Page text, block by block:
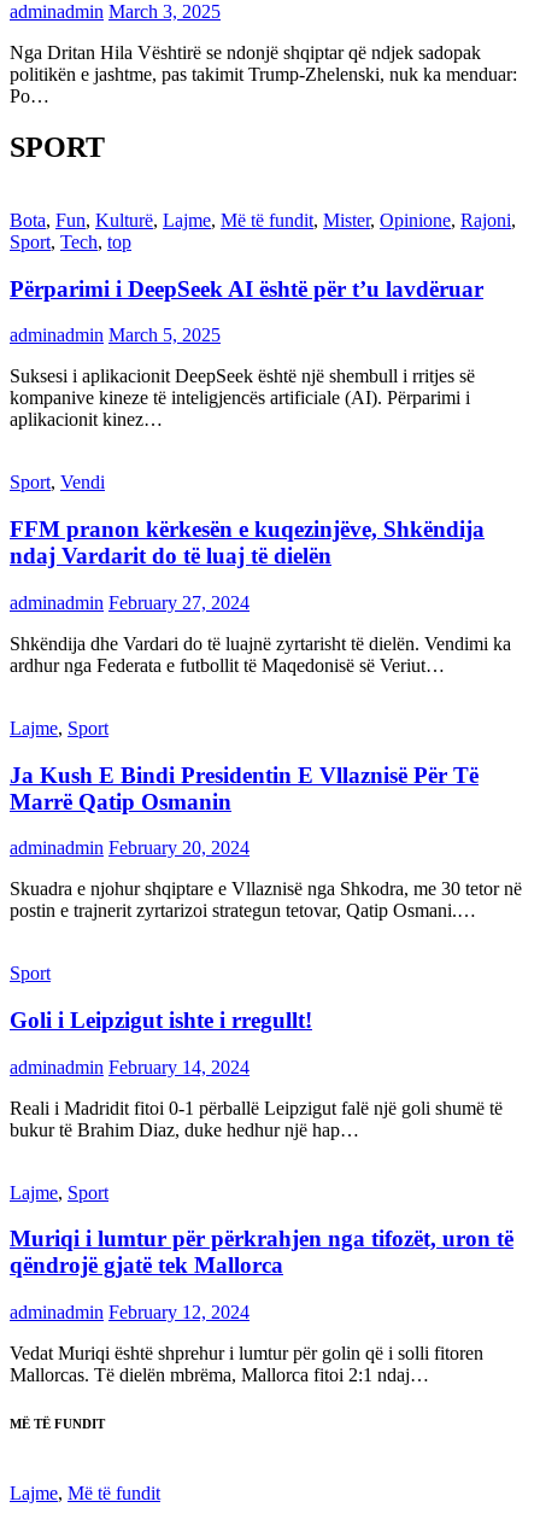
adminadmin March 3, 2025
Nga Dritan Hila Vështirë se ndonjë shqiptar që ndjek sadopak
politikën e jashtme, pas takimit Trump-Zhelenski, nuk ka menduar:
Po…
SPORT
Bota, Fun, Kulturë, Lajme, Më të fundit, Mister, Opinione, Rajoni,
Sport, Tech, top
Përparimi i DeepSeek AI është për t’u lavdëruar
adminadmin March 5, 2025
Suksesi i aplikacionit DeepSeek është një shembull i rritjes së
kompanive kineze të inteligjencës artificiale (AI). Përparimi i
aplikacionit kinez…
Sport, Vendi
FFM pranon kërkesën e kuqezinjëve, Shkëndija
ndaj Vardarit do të luaj të dielën
adminadmin February 27, 2024
Shkëndija dhe Vardari do të luajnë zyrtarisht të dielën. Vendimi ka
ardhur nga Federata e futbollit të Maqedonisë së Veriut…
Lajme, Sport
Ja Kush E Bindi Presidentin E Vllaznisë Për Të
Marrë Qatip Osmanin
adminadmin February 20, 2024
Skuadra e njohur shqiptare e Vllaznisë nga Shkodra, me 30 tetor në
postin e trajnerit zyrtarizoi strategun tetovar, Qatip Osmani.…
Sport
Goli i Leipzigut ishte i rregullt!
adminadmin February 14, 2024
Reali i Madridit fitoi 0-1 përballë Leipzigut falë një goli shumë të
bukur të Brahim Diaz, duke hedhur një hap…
Lajme, Sport
Muriqi i lumtur për përkrahjen nga tifozët, uron të
qëndrojë gjatë tek Mallorca
adminadmin February 12, 2024
Vedat Muriqi është shprehur i lumtur për golin që i solli fitoren
Mallorcas. Të dielën mbrëma, Mallorca fitoi 2:1 ndaj…
MË TË FUNDIT
Lajme, Më të fundit